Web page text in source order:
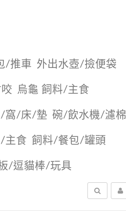
/推車 外出水壺/撿便袋
烏龜 飼料/主食
窩/床/墊 碗/飲水機/濾棉
主食 飼料/餐包/罐頭
/逗貓棒/玩具
搜尋